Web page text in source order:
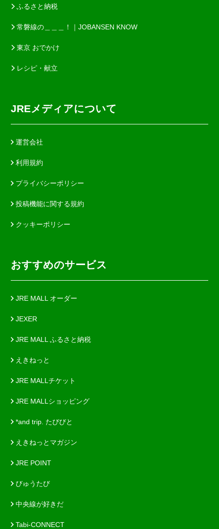
ふるさと納税
常磐線の＿＿＿！｜JOBANSEN KNOW
東京 おでかけ
レシピ・献立
JREメディアについて
運営会社
利用規約
プライバシーポリシー
投稿機能に関する規約
クッキーポリシー
おすすめのサービス
JRE MALL オーダー
JEXER
JRE MALL ふるさと納税
えきねっと
JRE MALLチケット
JRE MALLショッピング
*and trip. たびびと
えきねっとマガジン
JRE POINT
びゅうたび
中央線が好きだ
Tabi-CONNECT